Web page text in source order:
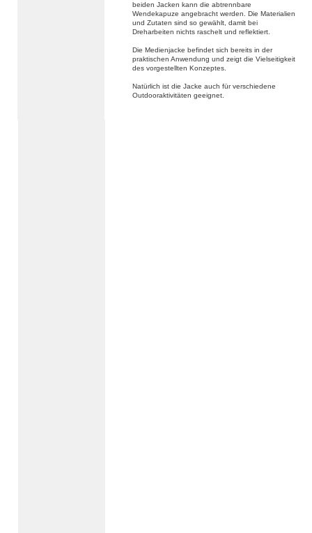
beiden Jacken kann die abtrennbare
Wendekapuze angebracht werden. Die Materialien
und Zutaten sind so gewählt, damit bei
Dreharbeiten nichts raschelt und reflektiert.
Die Medienjacke befindet sich bereits in der
praktischen Anwendung und zeigt die ­Vielseitigkeit
des vorgestellten Konzeptes.
Natürlich ist die Jacke auch für verschiedene
Outdooraktivitäten geeignet.